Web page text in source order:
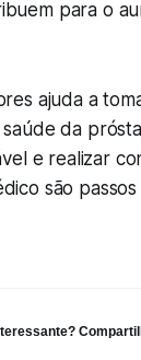
para o
ajuda a
da
e realizar
são